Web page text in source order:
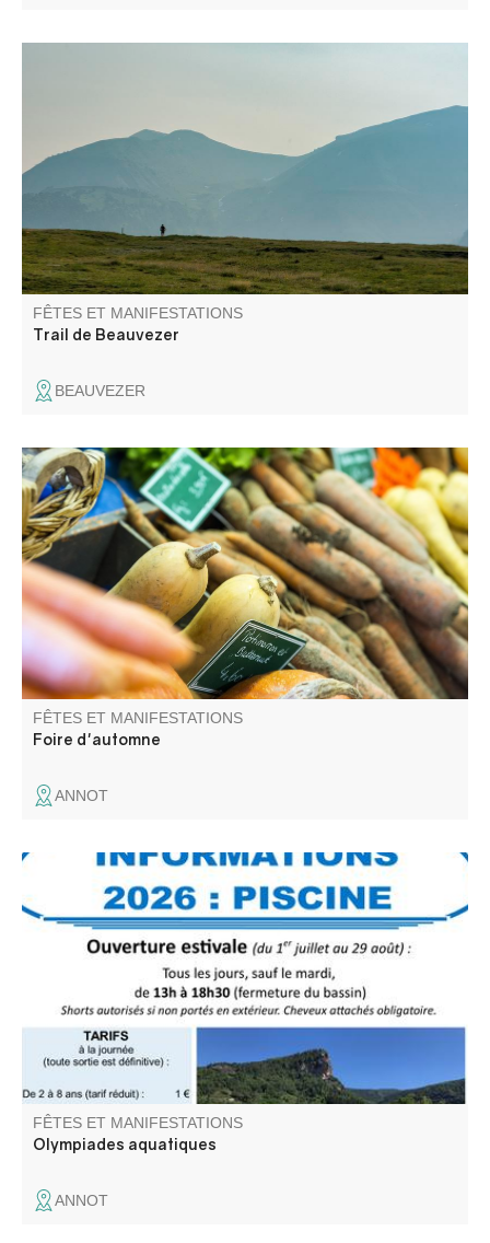
une découverte des fabuleux sentiers du Haut Verdon au
cœur des Alpes du Sud et du Mercantour !
FÊTES ET MANIFESTATIONS
Trail de Beauvezer
BEAUVEZER
Les nombreux exposants proposent tous produits.
FÊTES ET MANIFESTATIONS
Foire d'automne
ANNOT
La piscine d'Annot organise des olympiades aquatiques
pour les enfants (jusqu'à 16 ans).
FÊTES ET MANIFESTATIONS
Olympiades aquatiques
ANNOT